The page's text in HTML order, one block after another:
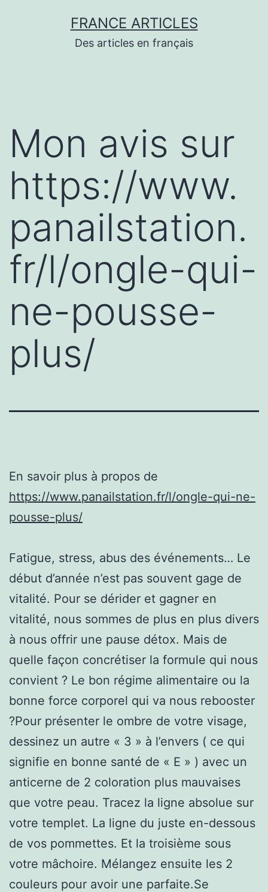
FRANCE ARTICLES
Des articles en français
Mon avis sur
https://www.
panailstation.
fr/l/ongle-qui-
ne-pousse-
plus/
En savoir plus à propos de
https://www.panailstation.fr/l/ongle-qui-ne-
pousse-plus/
Fatigue, stress, abus des événements… Le
début d’année n’est pas souvent gage de
vitalité. Pour se dérider et gagner en
vitalité, nous sommes de plus en plus divers
à nous offrir une pause détox. Mais de
quelle façon concrétiser la formule qui nous
convient ? Le bon régime alimentaire ou la
bonne force corporel qui va nous rebooster
?Pour présenter le ombre de votre visage,
dessinez un autre « 3 » à l’envers ( ce qui
signifie en bonne santé de « E » ) avec un
anticerne de 2 coloration plus mauvaises
que votre peau. Tracez la ligne absolue sur
votre templet. La ligne du juste en-dessous
de vos pommettes. Et la troisième sous
votre mâchoire. Mélangez ensuite les 2
couleurs pour avoir une parfaite.Se